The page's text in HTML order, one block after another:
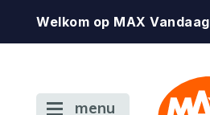
Welkom op MAX Vandaag
menu